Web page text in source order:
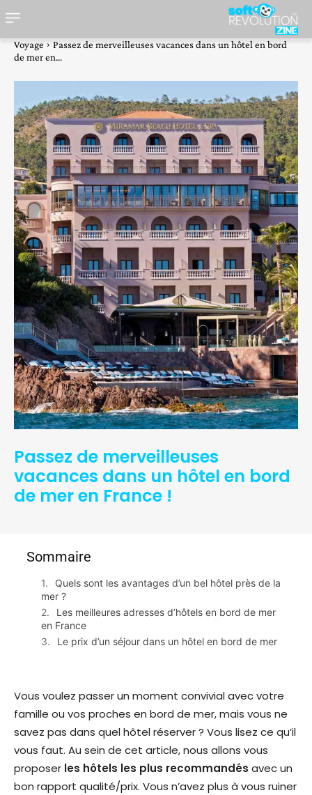
Voyage
Passez de merveilleuses vacances dans un hôtel en bord
de mer en...
Passez de merveilleuses
vacances dans un hôtel en bord
de mer en France !
Sommaire
Quels sont les avantages d’un bel hôtel près de la
mer ?
Les meilleures adresses d’hôtels en bord de mer
en France
Le prix d’un séjour dans un hôtel en bord de mer
Vous voulez passer un moment convivial avec votre
famille ou vos proches en bord de mer, mais vous ne
savez pas dans quel hôtel réserver ? Vous lisez ce qu’il
vous faut. Au sein de cet article, nous allons vous
proposer les hôtels les plus recommandés avec un
bon rapport qualité/prix. Vous n’avez plus à vous ruiner